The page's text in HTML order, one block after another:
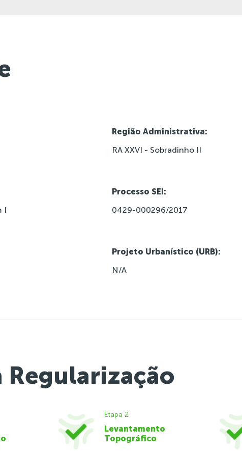
Região Administrativa:
RA XXVI - Sobradinho II
I
Processo SEI:
0429-000296/2017
Projeto Urbanístico (URB):
N/A
Regularização
Etapa 2
Levantamento
Topográfico